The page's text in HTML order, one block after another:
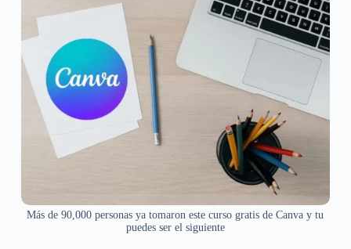
Más de 90,000 personas ya tomaron este curso gratis de Canva y tu
puedes ser el siguiente